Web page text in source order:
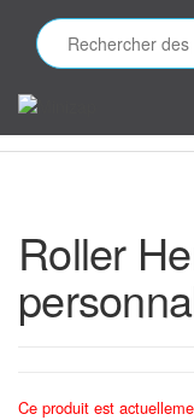
contenu
Roller
Ce produit est